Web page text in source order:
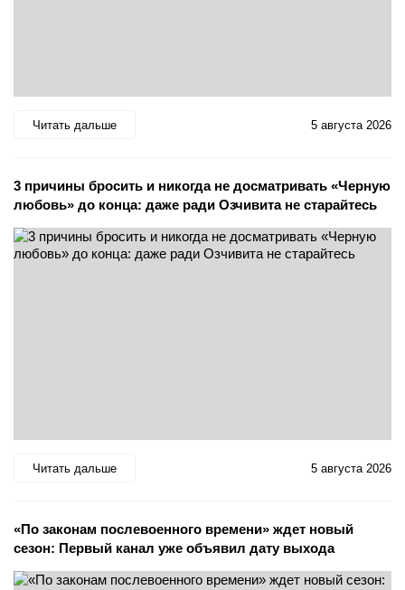
Читать дальше 5 августа 2026
3 причины бросить и никогда не досматривать «Черную
любовь» до конца: даже ради Озчивита не старайтесь
Читать дальше 5 августа 2026
«По законам послевоенного времени» ждет новый
сезон: Первый канал уже объявил дату выхода